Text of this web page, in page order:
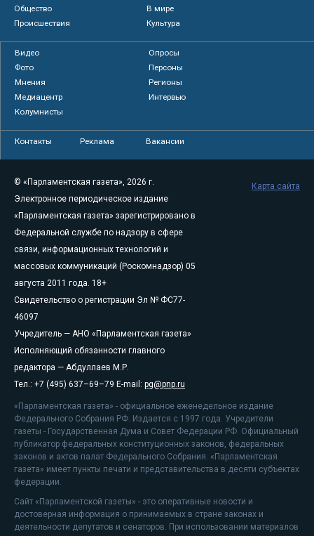
Общество
В мире
Происшествия
Культура
Видео
Опросы
Фото
Персоны
Мнения
Регионы
Медиацентр
Интервью
Колумнисты
Контакты Реклама Вакансии
© «Парламентская газета», 2026 г.
Электронное периодическое издание
«Парламентская газета» зарегистрировано в
Федеральной службе по надзору в сфере
связи, информационных технологий и
массовых коммуникаций (Роскомнадзор) 05
августа 2011 года. 18+
Свидетельство о регистрации Эл № ФС77-
46097
Учредитель — АНО «Парламентская газета»
Исполняющий обязанности главного
редактора — Абдуллаев М.Р.
Тел.: +7 (495) 637–69–79 E-mail: pg@pnp.ru
«Парламентская газета» - официальное еженедельное издание
Федерального Собрания РФ. Издается с 1997 года. Учредители
газеты - Государственная Дума и Совет Федерации РФ. Официальный
публикатор федеральных конституционных законов, федеральных
законов и актов палат Федерального Собрания. «Парламентская
газета» имеет пункты печати и представительства в десяти субъектах
федерации.
Сайт «Парламентской газеты» - это оперативные новости и
достоверная информация о принимаемых в стране законах и
деятельности депутатов и сенаторов. При использовании материалов
Карта сайта